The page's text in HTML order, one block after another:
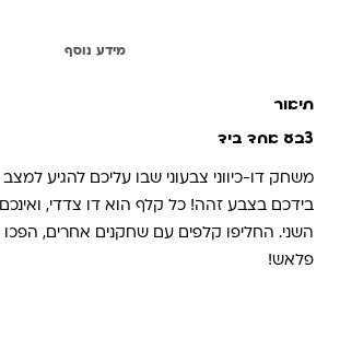
מידע נוסף
תיאור
צבע אחד ביד
משחק דו-כיווני צבעוני שבו עליכם להגיע למצב
בידכם בצבע זהה! כל קלף הוא דו צדדי, ואינכם
השני. החליפו קלפים עם שחקנים אחרים, הפכו
פלאש!